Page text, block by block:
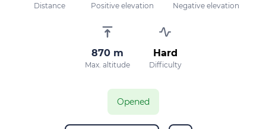
Distance Positive elevation Negative elevation
870 m
Max. altitude
Hard
Difficulty
Opened